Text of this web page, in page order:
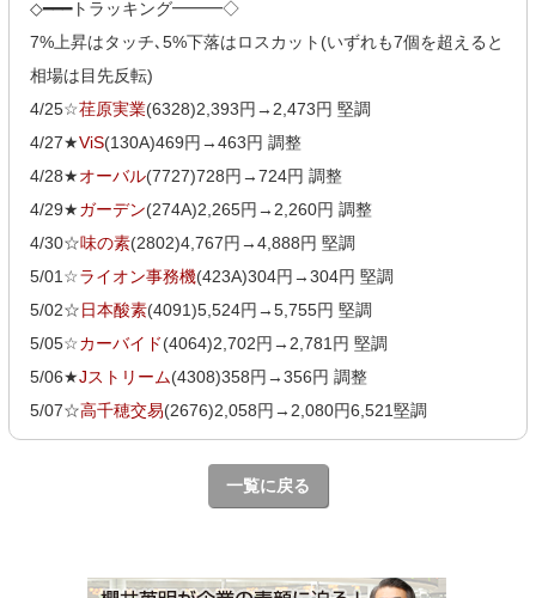
◇━━━トラッキング━━━◇
7%上昇はタッチ､5%下落はロスカット(いずれも7個を超えると
相場は目先反転)
4/25☆荏原実業(6328)2,393円→2,473円 堅調
4/27★ViS(130A)469円→463円 調整
4/28★オーバル(7727)728円→724円 調整
4/29★ガーデン(274A)2,265円→2,260円 調整
4/30☆味の素(2802)4,767円→4,888円 堅調
5/01☆ライオン事務機(423A)304円→304円 堅調
5/02☆日本酸素(4091)5,524円→5,755円 堅調
5/05☆カーバイド(4064)2,702円→2,781円 堅調
5/06★Jストリーム(4308)358円→356円 調整
5/07☆高千穂交易(2676)2,058円→2,080円6,521堅調
一覧に戻る